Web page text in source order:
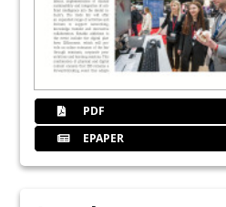
PDF
EPAPER